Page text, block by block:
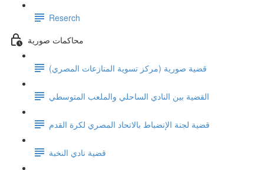
Reserch
محاكمات صورية
قضية صورية (مركز تسوية المنازعات المصري)
القضية بين النادي الساحلي والملعب المتوسطي
قضية لجنة الإنضباط بالاتحاد المصري لكرة القدم
قضية نادي النخبة